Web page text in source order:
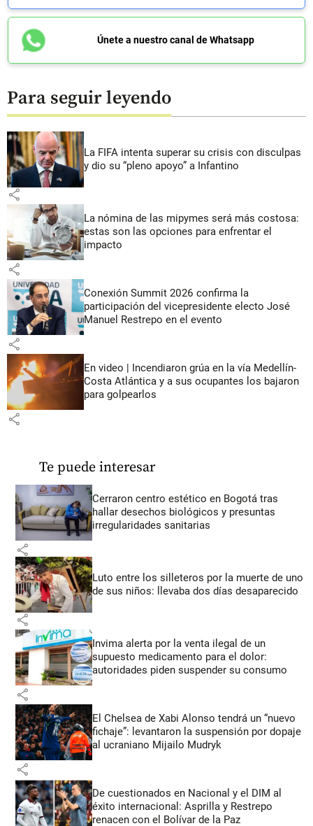
Únete a nuestro canal de Whatsapp
Para seguir leyendo
La FIFA intenta superar su crisis con disculpas
y dio su “pleno apoyo” a Infantino
share
La nómina de las mipymes será más costosa:
estas son las opciones para enfrentar el
impacto
share
Conexión Summit 2026 confirma la
participación del vicepresidente electo José
Manuel Restrepo en el evento
share
En video | Incendiaron grúa en la vía Medellín-
Costa Atlántica y a sus ocupantes los bajaron
para golpearlos
share
Te puede interesar
Cerraron centro estético en Bogotá tras
hallar desechos biológicos y presuntas
irregularidades sanitarias
share
Luto entre los silleteros por la muerte de uno
de sus niños: llevaba dos días desaparecido
share
Invima alerta por la venta ilegal de un
supuesto medicamento para el dolor:
autoridades piden suspender su consumo
share
El Chelsea de Xabi Alonso tendrá un “nuevo
fichaje”: levantaron la suspensión por dopaje
al ucraniano Mijailo Mudryk
share
De cuestionados en Nacional y el DIM al
éxito internacional: Asprilla y Restrepo
renacen con el Bolívar de la Paz